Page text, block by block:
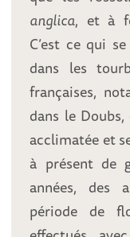
anglica, et à
C’est ce qui
dans les
françaises,
dans le
acclimatée et
à présent de
années, des
période de